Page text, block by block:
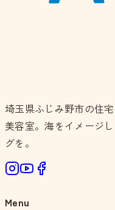
埼玉県ふじみ野市の住
美容室。海をイメージ
グを。
Menu